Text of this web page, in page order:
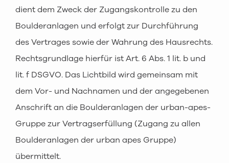
dient dem Zweck der Zugangskontrolle zu den
Boulderanlagen und erfolgt zur Durchführung
des Vertrages sowie der Wahrung des Hausrechts.
Rechtsgrundlage hierfür ist Art. 6 Abs. 1 lit. b und
lit. f DSGVO. Das Lichtbild wird gemeinsam mit
dem Vor- und Nachnamen und der angegebenen
Anschrift an die Boulderanlagen der urban-apes-
Gruppe zur Vertragserfüllung (Zugang zu allen
Boulderanlagen der urban apes Gruppe)
übermittelt.